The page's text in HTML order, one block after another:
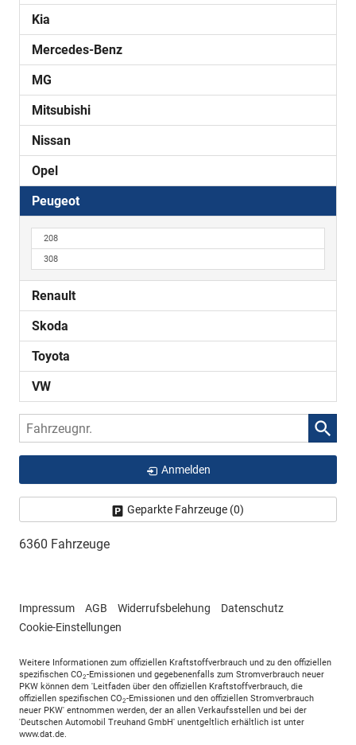
Kia
Mercedes-Benz
MG
Mitsubishi
Nissan
Opel
Peugeot
208
308
Renault
Skoda
Toyota
VW
Fahrzeugnr.
Anmelden
Geparkte Fahrzeuge (0)
6360 Fahrzeuge
Impressum AGB Widerrufsbelehung
Datenschutz
Cookie-Einstellungen
Weitere Informationen zum offiziellen Kraftstoffverbrauch und zu den offiziellen
spezifischen CO2-Emissionen und gegebenenfalls zum Stromverbrauch neuer
PKW können dem 'Leitfaden über den offiziellen Kraftstoffverbrauch, die
offiziellen spezifischen CO2-Emissionen und den offiziellen Stromverbrauch
neuer PKW' entnommen werden, der an allen Verkaufsstellen und bei der
'Deutschen Automobil Treuhand GmbH' unentgeltlich erhältlich ist unter
www.dat.de.